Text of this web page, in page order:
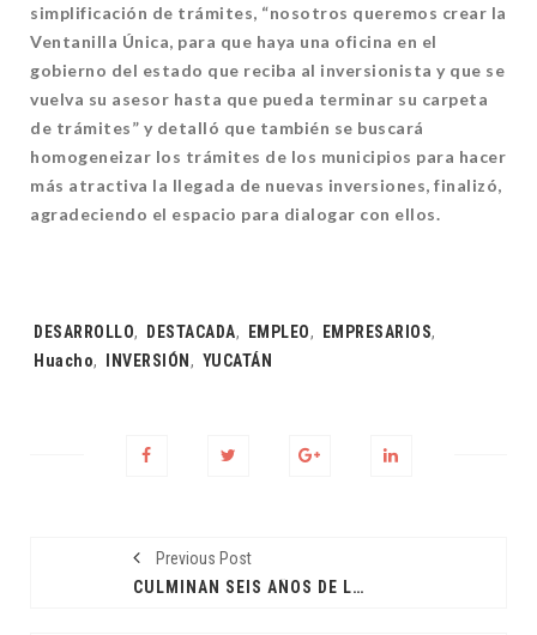
simplificación de trámites, “nosotros queremos crear la
Ventanilla Única, para que haya una oficina en el
gobierno del estado que reciba al inversionista y que se
vuelva su asesor hasta que pueda terminar su carpeta
de trámites” y detalló que también se buscará
homogeneizar los trámites de los municipios para hacer
más atractiva la llegada de nuevas inversiones, finalizó,
agradeciendo el espacio para dialogar con ellos.
Tags:
DESARROLLO, DESTACADA, EMPLEO, EMPRESARIOS,
Huacho, INVERSIÓN , YUCATÁN
Previous Post
CULMINAN SEIS AÑOS DE LABOR CONTINUA POR YUCATÁN